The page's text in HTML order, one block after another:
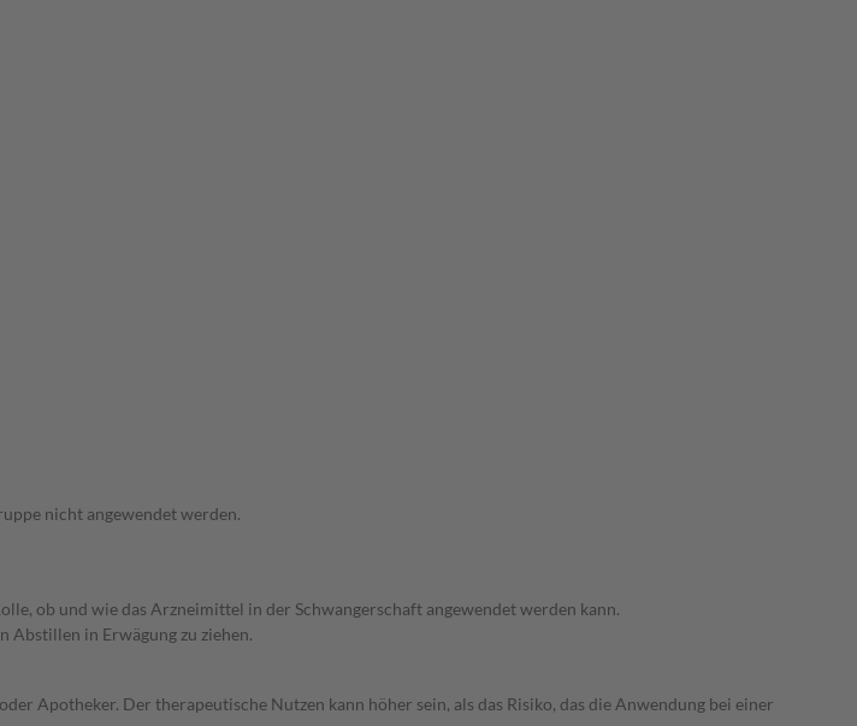
nicht angewendet werden.
ob und wie das Arzneimittel in der Schwangerschaft angewendet werden kann.
Abstillen in Erwägung zu ziehen.
Apotheker. Der therapeutische Nutzen kann höher sein, als das Risiko, das die Anwendung bei einer